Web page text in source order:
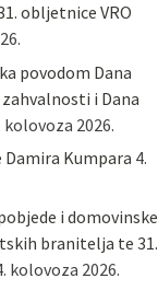
obljetnice VRO
povodom Dana
i Dana
kolovoza 2026.
Kumpara 4.
i domovinske
branitelja te 31.
kolovoza 2026.